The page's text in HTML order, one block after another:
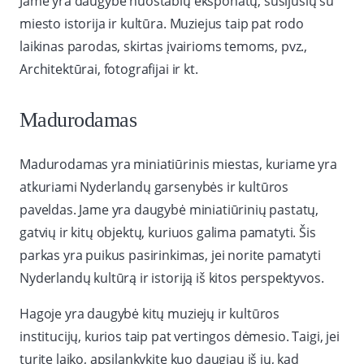
miesto istorija ir kultūra. Muziejus taip pat rodo
laikinas parodas, skirtas įvairioms temoms, pvz.,
Architektūrai, fotografijai ir kt.
Madurodamas
Madurodamas yra miniatiūrinis miestas, kuriame yra
atkuriami Nyderlandų garsenybės ir kultūros
paveldas. Jame yra daugybė miniatiūrinių pastatų,
gatvių ir kitų objektų, kuriuos galima pamatyti. Šis
parkas yra puikus pasirinkimas, jei norite pamatyti
Nyderlandų kultūrą ir istoriją iš kitos perspektyvos.
Hagoje yra daugybė kitų muziejų ir kultūros
institucijų, kurios taip pat vertingos dėmesio. Taigi, jei
turite laiko, apsilankykite kuo daugiau iš jų, kad